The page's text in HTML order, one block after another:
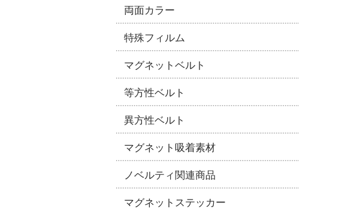
両面カラー
特殊フィルム
マグネットベルト
等方性ベルト
異方性ベルト
マグネット吸着素材
ノベルティ関連商品
マグネットステッカー